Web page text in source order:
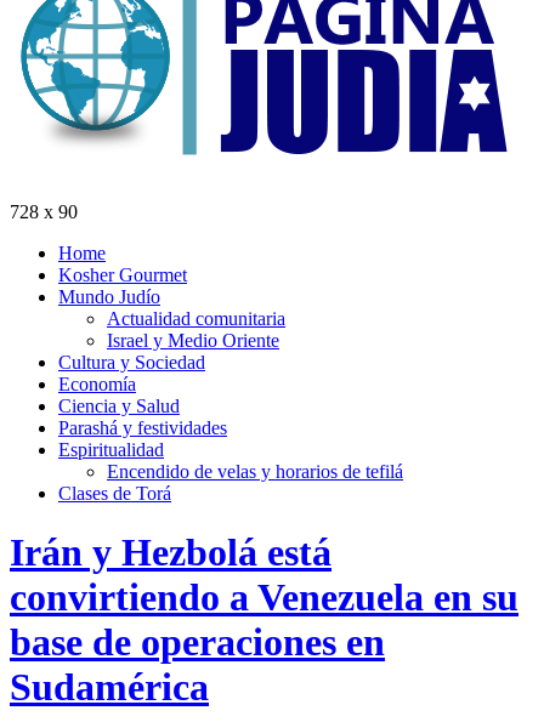
728 x 90
Home
Kosher Gourmet
Mundo Judío
Actualidad comunitaria
Israel y Medio Oriente
Cultura y Sociedad
Economía
Ciencia y Salud
Parashá y festividades
Espiritualidad
Encendido de velas y horarios de tefilá
Clases de Torá
Irán y Hezbolá está
convirtiendo a Venezuela en su
base de operaciones en
Sudamérica